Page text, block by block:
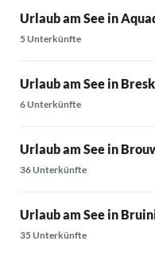
Urlaub am See in
5 Unterkünfte
Urlaub am See in
6 Unterkünfte
Urlaub am See in
36 Unterkünfte
Urlaub am See in
35 Unterkünfte